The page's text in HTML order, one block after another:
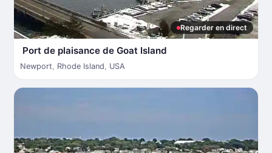
Regarder en direct
Port de plaisance de Goat Island
Newport, Rhode Island, USA